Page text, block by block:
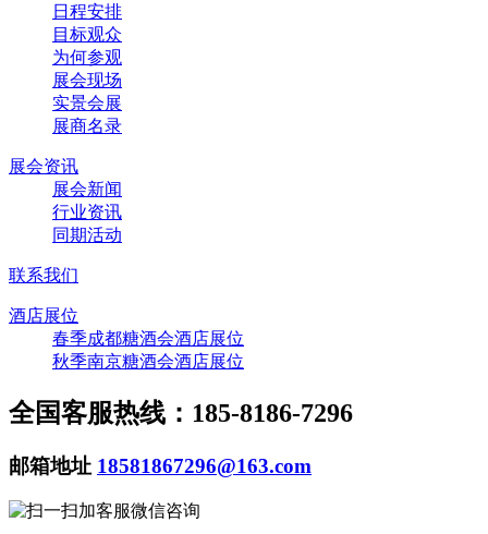
日程安排
目标观众
为何参观
展会现场
实景会展
展商名录
展会资讯
展会新闻
行业资讯
同期活动
联系我们
酒店展位
春季成都糖酒会酒店展位
秋季南京糖酒会酒店展位
全国客服热线：185-8186-7296
邮箱地址 18581867296@163.com